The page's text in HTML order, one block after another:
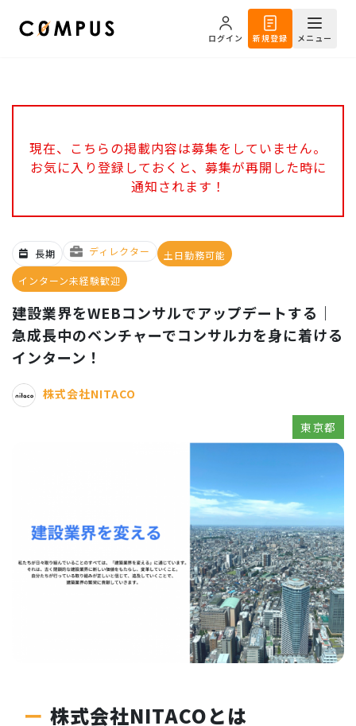
ログイン 新規登録 メニュー
現在、こちらの掲載内容は募集をしていません。
お気に入り登録しておくと、募集が再開した時に
通知されます！
長期 ディレクター
土日勤務可能
インターン未経験歓迎
建設業界をWEBコンサルでアップデートする｜
急成長中のベンチャーでコンサル力を身に着ける
インターン！
株式会社NITACO
東京都
株式会社NITACOとは